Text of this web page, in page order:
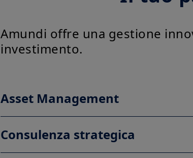
Amundi offre una gestione
investimento.
Asset Management
Consulenza strategica